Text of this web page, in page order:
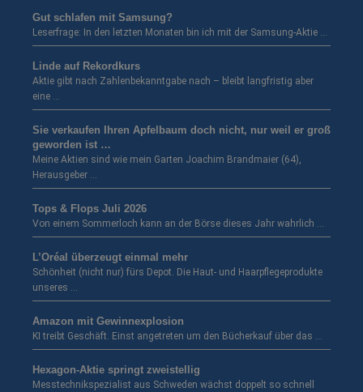
Gut schlafen mit Samsung?
Leserfrage: In den letzten Monaten bin ich mit der Samsung-Aktie …
Linde auf Rekordkurs
Aktie gibt nach Zahlenbekanntgabe nach – bleibt langfristig aber
eine …
Sie verkaufen Ihren Apfelbaum doch nicht, nur weil er groß
geworden ist …
Meine Aktien sind wie mein Garten Joachim Brandmaier (64),
Herausgeber …
Tops & Flops Juli 2026
Von einem Sommerloch kann an der Börse dieses Jahr wahrlich …
L’Oréal überzeugt einmal mehr
Schönheit (nicht nur) fürs Depot. Die Haut- und Haarpflegeprodukte
unseres …
Amazon mit Gewinnexplosion
KI treibt Geschäft. Einst angetreten um den Bücherkauf über das …
Hexagon-Aktie springt zweistellig
Messtechnikspezialist aus Schweden wächst doppelt so schnell